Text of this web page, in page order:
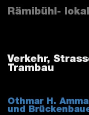
Rämibühl-
Verkehr,
Trambau
Othmar H.
und